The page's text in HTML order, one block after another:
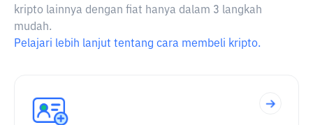
kripto lainnya dengan fiat hanya dalam 3 langkah
mudah.
Pelajari lebih lanjut tentang cara membeli kripto.